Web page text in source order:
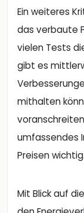
Ein weiteres
das verbaute
vielen Tests
gibt es
mithalten
umfassendes
Preisen wichtig.
Mit Blick auf